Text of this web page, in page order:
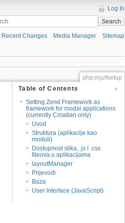
Log In
Search
Recent Changes Media Manager Sitemap
php:myzfsetup
Table of Contents
Setting Zend Framework as
framework for modal applications
(currently Croatian only)
Uvod
Struktura (aplikacije kao
moduli)
Dostupnost slika, .js i .css
fileova u aplikacijama
layoutManager
Prijevodi
Baza
User Interface (JavaScript)